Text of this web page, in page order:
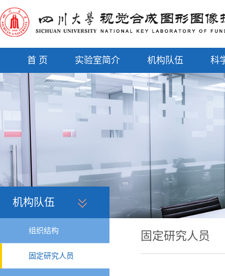
首 页 实验室简介 机构队伍 科
机构队伍
组织结构
固定研究人员
固定研究人员